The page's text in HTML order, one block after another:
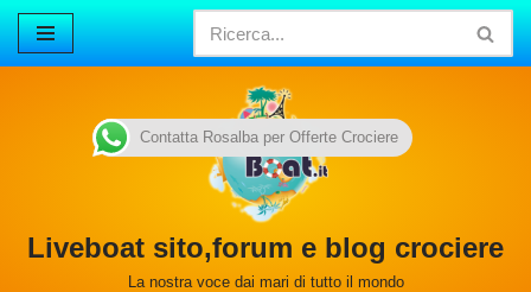
Vai
Liveboat sito,forum e blog crociere
La nostra voce dai mari di tutto il mondo
Contatta Rosalba per Offerte Crociere